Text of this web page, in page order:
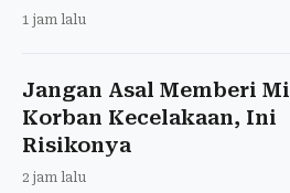
1 jam lalu
Jangan Asal Memberi
Korban Kecelakaan, Ini
Risikonya
2 jam lalu